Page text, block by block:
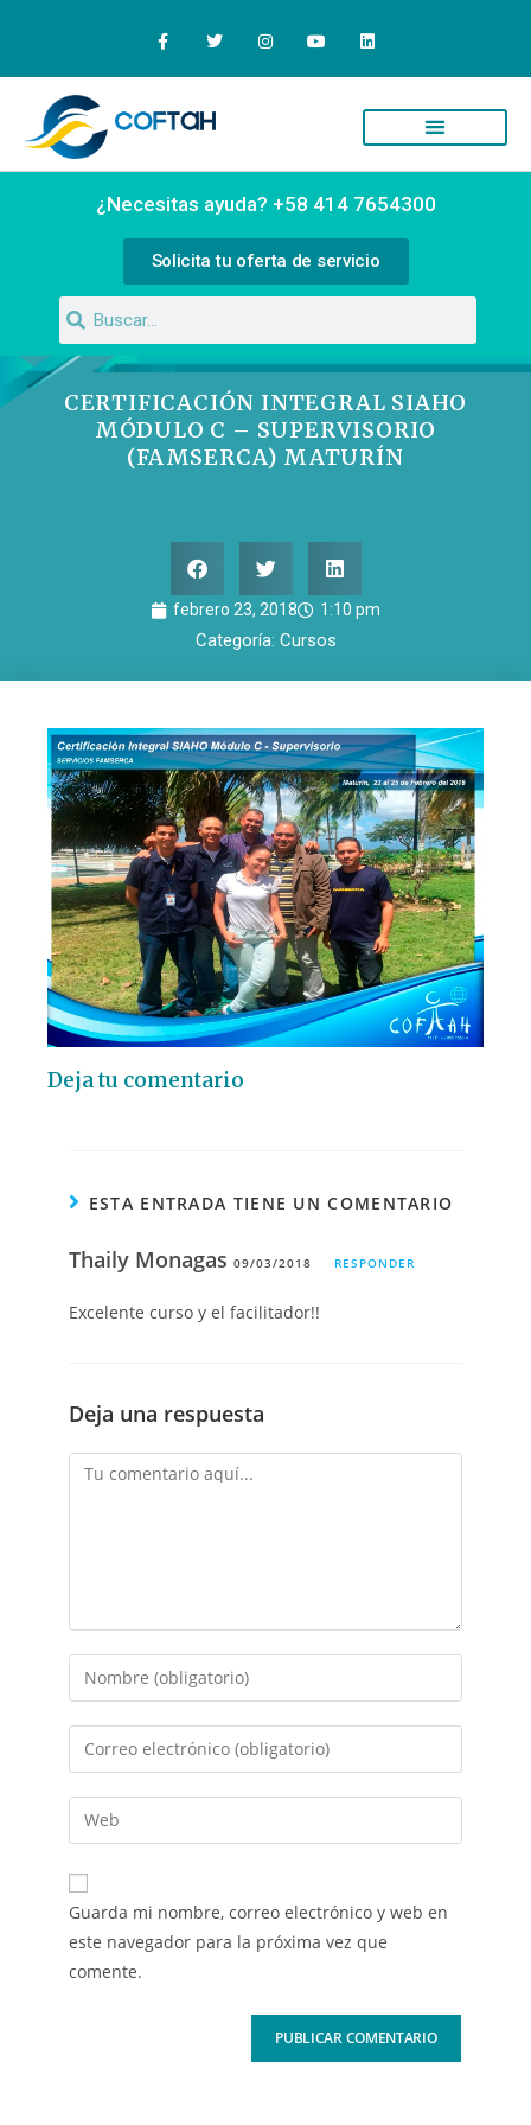
¿Necesitas ayuda? +58 414 7654300
Solicita tu oferta de servicio
CERTIFICACIÓN INTEGRAL SIAHO
MÓDULO C – SUPERVISORIO
(FAMSERCA) MATURÍN
febrero 23, 2018 1:10 pm
Categoría: Cursos
Deja tu comentario
ESTA ENTRADA TIENE UN COMENTARIO
Thaily Monagas09/03/2018 RESPONDER
Excelente curso y el facilitador!!
Deja una respuesta
Guarda mi nombre, correo electrónico y web en
este navegador para la próxima vez que
comente.